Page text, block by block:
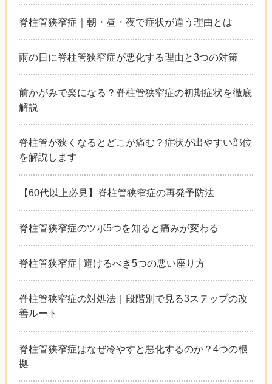
脊柱管狭窄症｜朝・昼・夜で症状が違う理由とは
雨の日に脊柱管狭窄症が悪化する理由と3つの対策
前かがみで楽になる？脊柱管狭窄症の初期症状を徹底
解説
脊柱管が狭くなるとどこが痛む？症状が出やすい部位
を解説します
【60代以上必見】脊柱管狭窄症の再発予防法
脊柱管狭窄症のツボ5つを知ると痛みが変わる
脊柱管狭窄症│避けるべき5つの悪い座り方
脊柱管狭窄症の対処法｜段階別で見る3ステップの改
善ルート
脊柱管狭窄症はなぜ冷やすと悪化するのか？4つの根
拠